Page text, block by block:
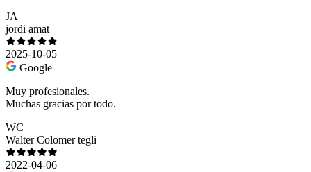
JA
jordi amat
2025-10-05
Google
Muy profesionales.
Muchas gracias por todo.
WC
Walter Colomer tegli
2022-04-06